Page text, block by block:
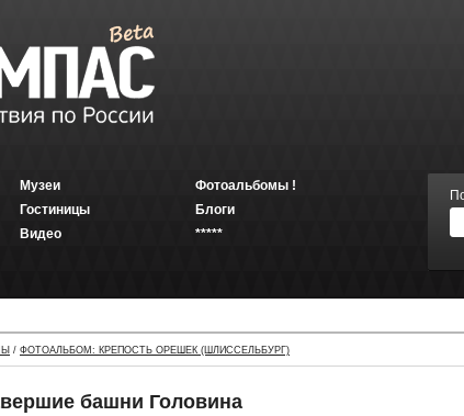
Музеи
Гостиницы
Видео
Фотоальбомы !
Блоги
*****
/ ФОТОАЛЬБОМ: КРЕПОСТЬ ОРЕШЕК (ШЛИССЕЛЬБУРГ)
башни Головина